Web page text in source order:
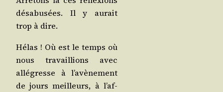
désa­bu­sées. Il y aurait
trop à dire.
Hélas ! Où est le temps où
nous tra­vail­lions avec
allé­gresse à l’a­vè­ne­ment
de jours meilleurs, à l’af­